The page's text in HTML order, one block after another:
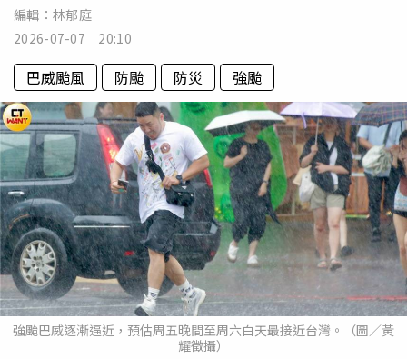
編輯： 林郁庭
2026-07-07 20:10
巴威颱風 防颱 防災 強颱
強颱巴威逐漸逼近，預估周五晚間至周六白天最接近台灣。（圖／黃
耀徵攝）